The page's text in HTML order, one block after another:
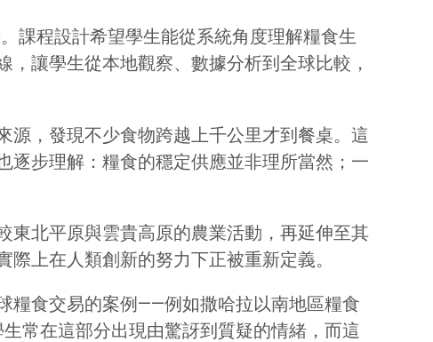
課程設計希望學生能從系統角度理解糧食生
讓學生從本地觀察、數據分析到全球比較，
，發現不少食物跨越上千公里才到餐桌。這
逐步理解：糧食的穩定供應並非理所當然；一
東北平原與雲貴高原的農業活動，再延伸至其
上在人類創新的努力下正被重新定義。
糧食交易的案例——例如撒哈拉以南地區糧食
常在這部分出現由驚訝到質疑的情緒，而這